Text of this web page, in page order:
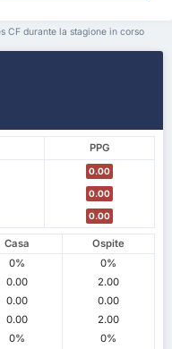
CF durante la stagione in corso
PPG
0.00
0.00
0.00
Casa
Ospite
0%
0%
0.00
2.00
0.00
0.00
0.00
2.00
0%
0%